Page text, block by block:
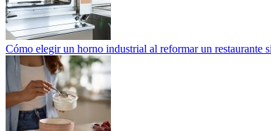
Cómo elegir un horno industrial al reformar un restaurante